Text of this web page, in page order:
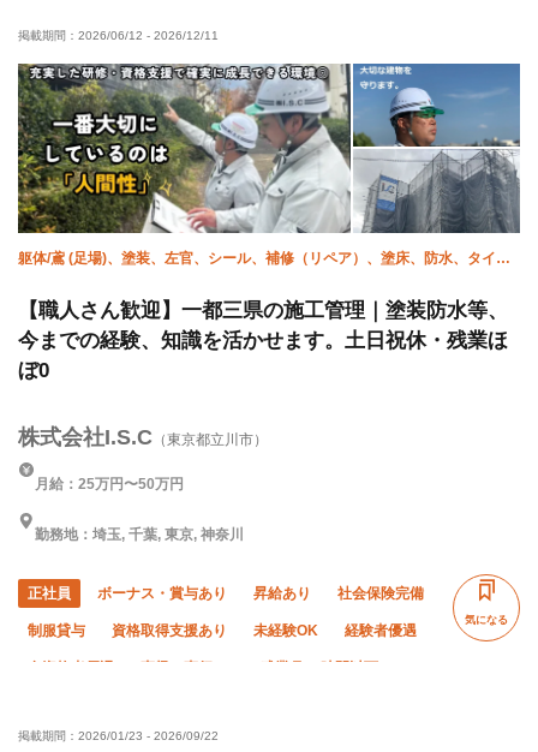
経験者優遇 有資格者優遇
残業月20時間以下 直帰・直行OK 転勤なし
完全週休二日制 夏季休暇 年末年始休暇
車・バイク通勤OK
掲載期間： 2026/06/12 - 2026/12/11
躯体/鳶 (足場)、塗装、左官、シール、補修（リペア）、塗床、防水、タイ
【職人さん歓迎】一都三県の施工管理｜塗装防水等、
今までの経験、知識を活かせます。土日祝休・残業ほ
ぼ0
株式会社I.S.C （東京都立川市）
月給：25万円〜50万円
勤務地：埼玉, 千葉, 東京, 神奈川
正社員 ボーナス・賞与あり 昇給あり 社会保険完備
制服貸与 資格取得支援あり 未経験OK 経験者優遇
有資格者優遇 直帰・直行OK 残業月10時間以下
転勤なし
気になる
掲載期間： 2026/01/23 - 2026/09/22